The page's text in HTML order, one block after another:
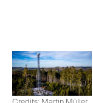
Credits: Martin Müller